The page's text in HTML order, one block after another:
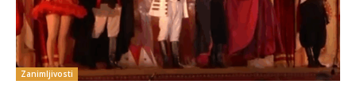
Zanimljivosti